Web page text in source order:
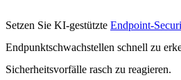
Setzen Sie KI-gestützte Endpoint-
Endpunktschwachstellen schnell zu
Sicherheitsvorfälle rasch zu reagieren.